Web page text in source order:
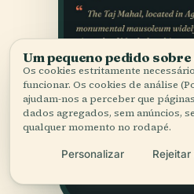
Um pequeno pedido
Os cookies estritamente
funcionar. Os cookies de análise
ajudam-nos a perceber que
dados agregados, sem anúncios,
qualquer momento no rodapé.
Personalizar